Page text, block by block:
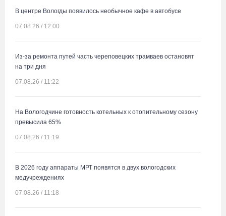
В центре Вологды появилось необычное кафе в автобусе
07.08.26 / 12:00
Из-за ремонта путей часть череповецких трамваев остановят
на три дня
07.08.26 / 11:22
На Вологодчине готовность котельных к отопительному сезону
превысила 65%
07.08.26 / 11:19
В 2026 году аппараты МРТ появятся в двух вологодских
медучреждениях
07.08.26 / 11:18